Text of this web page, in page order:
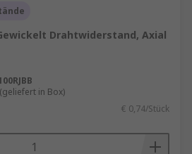
Drahtwiderstand, Axial
in Box)
€ 0,74/Stück